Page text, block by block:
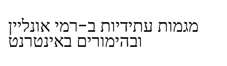
מגמות עתידיות ב-רמי אונליין
ובהימורים באינטרנט